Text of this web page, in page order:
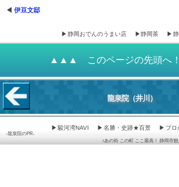
伊豆文邸
静岡おでんのうまい店 静岡茶
このページの先頭へ！
龍泉院（井川）
駿河湾NAVI 名勝・史跡★百景 プロ
龍泉院のPR
♪あの街 この町 ここ最高！ 静岡市